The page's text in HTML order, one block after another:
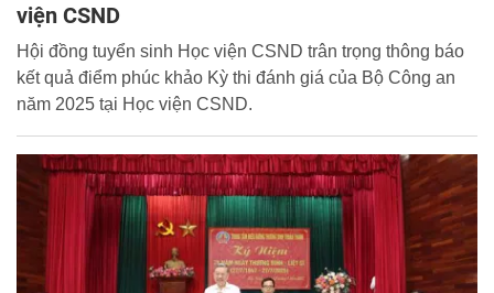
viện CSND
Hội đồng tuyển sinh Học viện CSND trân trọng thông báo
kết quả điểm phúc khảo Kỳ thi đánh giá của Bộ Công an
năm 2025 tại Học viện CSND.